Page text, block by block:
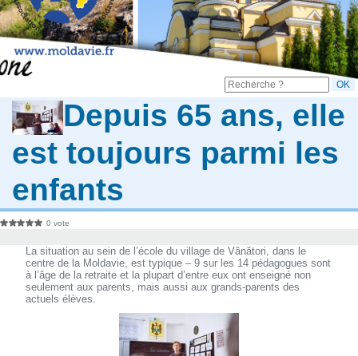
Depuis 65 ans, elle
est toujours parmi les
enfants
0 vote
La situation au sein de l’école du village de Vânători, dans le
centre de la Moldavie, est typique – 9 sur les 14 pédagogues sont
à l’âge de la retraite et la plupart d’entre eux ont enseigné non
seulement aux parents, mais aussi aux grands-parents des
actuels élèves.